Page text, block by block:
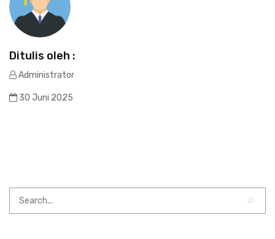
Ditulis oleh :
Administrator
30 Juni 2025